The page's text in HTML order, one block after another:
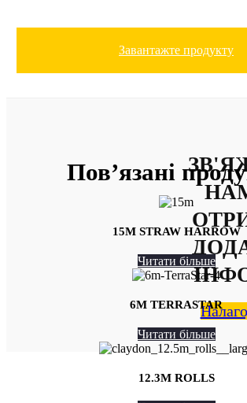
Завантажте продукту
Пов’язані
15M STRAW HARROW
Читати більше
6M TERRASTAR
Читати більше
12.3M ROLLS